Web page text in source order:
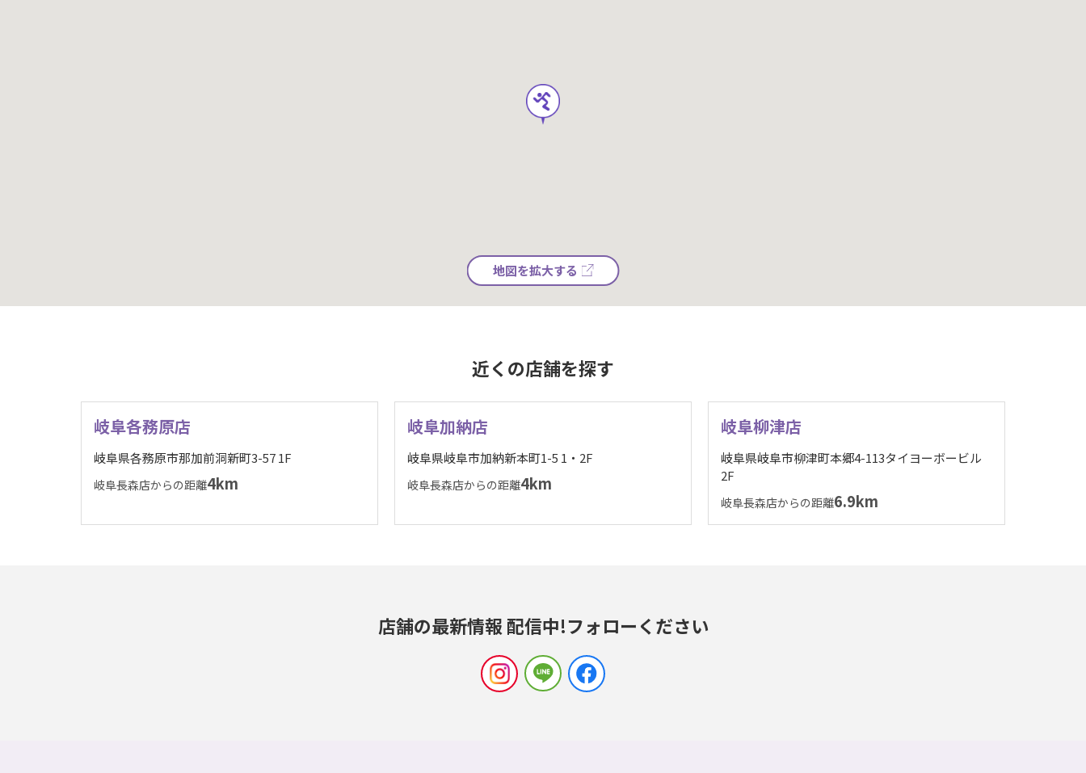
地図を拡大する
近くの店舗を探す
岐阜各務原店
岐阜県各務原市那加前洞新町3-57 1F
岐阜長森店からの距離4km
岐阜加納店
岐阜県岐阜市加納新本町1-5 1・2F
岐阜長森店からの距離4km
岐阜柳津店
岐阜県岐阜市柳津町本郷4-113タイヨーボービル
2F
岐阜長森店からの距離6.9km
店舗の最新情報 配信中!フォローください